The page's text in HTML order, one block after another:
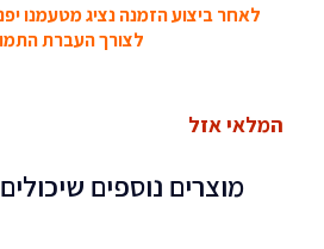
לאחר ביצוע הזמנה נציג מטעמנו
לצורך העברת
המלאי אזל
מוצרים נוספים